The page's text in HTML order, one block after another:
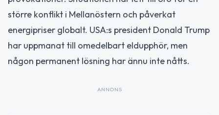
större konflikt i Mellanöstern och påverkat
energipriser globalt. USA:s president Donald Trump
har uppmanat till omedelbart eldupphör, men
någon permanent lösning har ännu inte nåtts.
ANNONS